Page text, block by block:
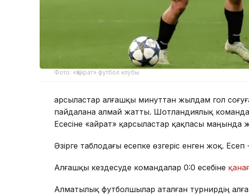
Фото: «Қайрат» футбол клубы
Қарсыластар алғашқы минуттан жылдам гол
пайдалана алмай жатты. Шотландиялық команда
Есесіне «Қайрат» қарсыластар қақпасы маңында
Әзірге таблодағы есепке өзгеріс енген жоқ. Есеп
Алғашқы кездесуде командалар 0:0 есебіне
Алматылық футболшылар аталған турнирдің